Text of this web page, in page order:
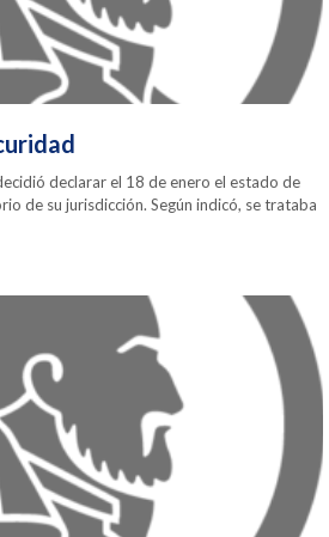
declarar el 18 de enero el estado de
de su jurisdicción. Según indicó, se trataba